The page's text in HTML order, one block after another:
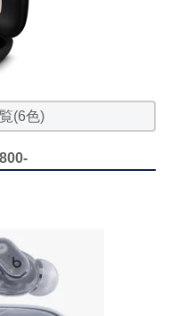
(6色)